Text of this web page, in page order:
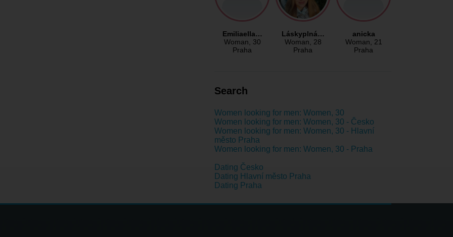
Emiliaella…
Woman, 30
Praha
Láskyplná…
Woman, 28
Praha
anicka
Woman, 21
Praha
Search
Women looking for men: Women, 30
Women looking for men: Women, 30 - Česko
Women looking for men: Women, 30 - Hlavní
město Praha
Women looking for men: Women, 30 - Praha
Dating Česko
Dating Hlavní město Praha
Dating Praha